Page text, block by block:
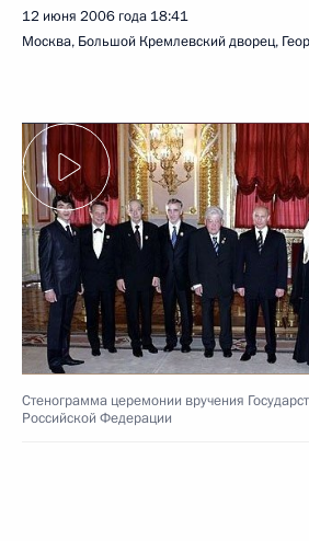
12 июня 2006 года 18:41
Москва, Большой Кремлевский дворец,
Стенограмма церемонии вручения
Российской Федерации